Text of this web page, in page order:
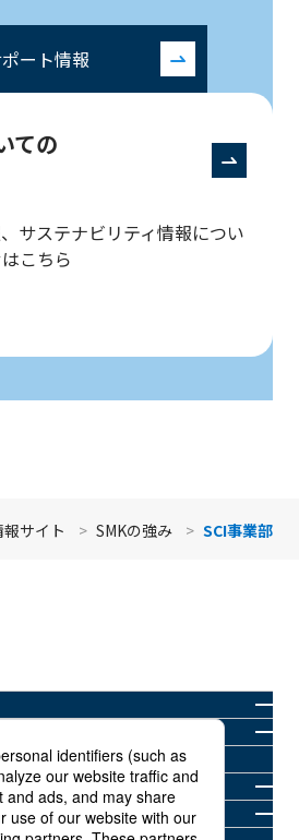
ート情報
ての
サステナビリティ情報につい
こちら
サイト SMKの強み SCI事業部